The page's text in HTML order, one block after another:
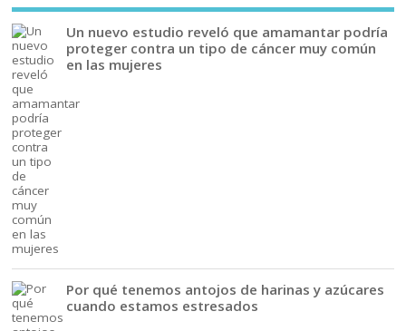
Un nuevo estudio reveló que amamantar podría
proteger contra un tipo de cáncer muy común
en las mujeres
Por qué tenemos antojos de harinas y azúcares
cuando estamos estresados